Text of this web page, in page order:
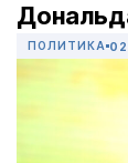
ПОЛИТИКА